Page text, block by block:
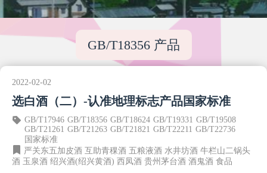
GB/T18356 产品
2022-02-02
选白酒（二）-认准地理标志产品国家标准
GB/T17946 GB/T18356 GB/T18624 GB/T19331 GB/T19508
GB/T21261 GB/T21263 GB/T21821 GB/T22211 GB/T22736
国家标准
严关东五加皮酒 互助青稞酒 五粮液酒 水井坊酒 牛栏山二锅头
酒 玉泉酒 绍兴酒(绍兴黄酒) 西凤酒 贵州茅台酒 酒鬼酒 食品